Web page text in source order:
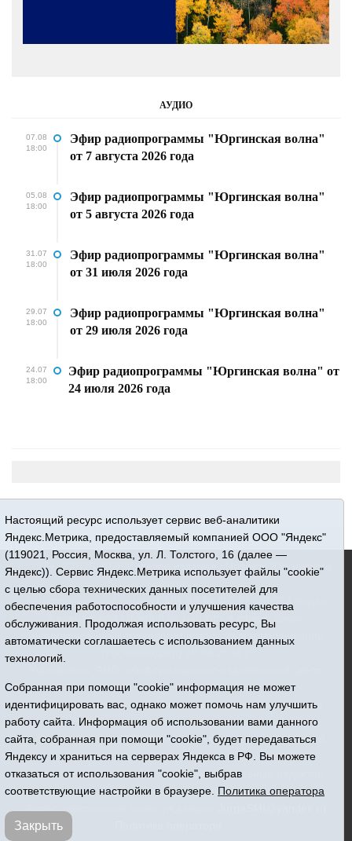
АУДИО
07.08
18:00
Эфир радиопрограммы "Юргинская волна"
от 7 августа 2026 года
05.08
18:00
Эфир радиопрограммы "Юргинская волна"
от 5 августа 2026 года
31.07
18:00
Эфир радиопрограммы "Юргинская волна"
от 31 июля 2026 года
29.07
18:00
Эфир радиопрограммы "Юргинская волна"
от 29 июля 2026 года
24.07
18:00
Эфир радиопрограммы "Юргинская волна" от
24 июля 2026 года
16+ © 2015-2026 Сетевое издание «Новости Юргинского
Регистрационный номер СМИ ЭЛ № ФС 77 - 66052 выдан
Федеральной службой по надзору в сфере связи,
«Призыв»
Все права защищены © При использовании материалов
ссылка обязательна
Адрес редакции: 627250, Тюменская область, Юргинский
район, с. Юргинское, ул. Центральная, 49
Телефон: 8(34543)2-46-89. Директор - главный редактор
Галина Васильевна Ниязова
Адрес электронной почты редакции:
Настоящий ресурс использует сервис веб-аналитики
Яндекс.Метрика, предоставляемый компанией ООО "Яндекс"
(119021, Россия, Москва, ул. Л. Толстого, 16 (далее —
Яндекс)). Сервис Яндекс.Метрика использует файлы "cookie"
с целью сбора технических данных посетителей для
обеспечения работоспособности и улучшения качества
обслуживания. Продолжая использовать ресурс, Вы
автоматически соглашаетесь с использованием данных
технологий.
Собранная при помощи "cookie" информация не может
идентифицировать вас, однако может помочь нам улучшить
работу сайта. Информация об использовании вами данного
сайта, собранная при помощи "cookie", будет передаваться
Яндексу и храниться на серверах Яндекса в РФ. Вы можете
отказаться от использования "cookie", выбрав
соответствующие настройки в браузере. Политика оператора
Закрыть